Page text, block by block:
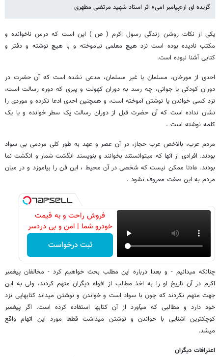
گزیده ای از«پیامبر امی» اثر استاد شهید مرتضی مطهری
یکی از نکات روشن زندگی رسول اکرم ( ص ) این است که درس ناخوانده و
مکتب نادیده بوده است نزد هیچ معلمی نیاموخته و با هیچ نوشته و دفتر و
کتابی آشنا نبوده است.
احدی از مورخان، مسلمان یا غیر مسلمان، مدعی نشده است که آن حضرت در
دوران کودکی یا جوانی، چه رسد به دوران کهولت و پیری که دوره رسالت است،
نزد کسی خواندن یا نوشتن آموخته است، و همچنین احدی ادعا نکرده و موردی را
نشان نداده است که آن حضرت قبل از دوران رسالت یک سطر خوانده و یا یک
کلمه نوشته است .
مردم عرب، بالاخص عرب حجاز، در آن عصر و عهد به طور کلی مردمی بی‏ سواد
بودند. افرادی از آنها که می‏توانستند بخوانند و بنویسند انگشت شمار و انگشت نما
بودند. عادتا ممکن نیست که شخصی در آن محیط ، این فن را بیاموزد و در میان
مردم به این صفت معروف‏ نشود .
فروش راحت و به قیمت
خودرو شما | امن و بی دردسر
ثبت درخواست
چنانکه می‏دانیم - و بعدا درباره این مطلب بحث خواهیم کرد - مخالفان پیغمبر
اکرم در آن تاریخ او را به اخذ مطالب از افواه دیگران متهم کردند، ولی به این
جهت متهم نکردند که چون با سواد است و خواندن و نوشتن می‏داند کتابهایی نزد
خود دارد و مطالبی که می‏آورد از آن کتابها استفاده کرده است. اگر پیغمبر
کوچکترین آشنایی با خواندن و نوشتن می‏داشت قطعا مورد این اتهام واقع
می‏شد.
اعترافات دیگران